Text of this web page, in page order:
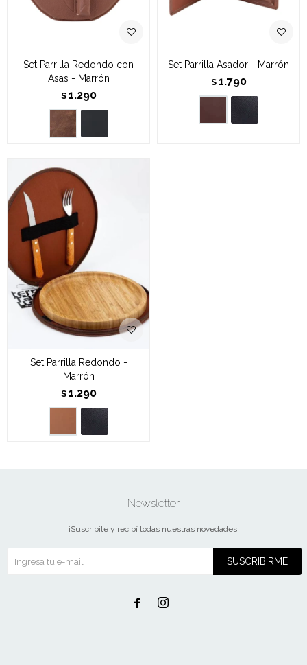
Set Parrilla Redondo con
Asas - Marrón
$ 1.290
Set Parrilla Asador - Marrón
$ 1.790
Set Parrilla Redondo -
Marrón
$ 1.290
Newsletter
¡Suscribite y recibí todas nuestras novedades!
SUSCRIBIRME
 